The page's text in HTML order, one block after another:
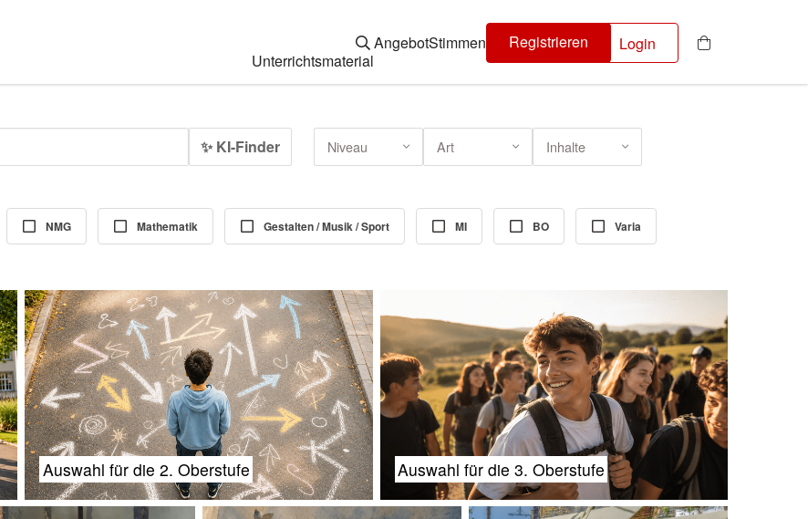
Unterrichtsmaterial
AngebotStimmen Registrieren Login
✨ KI-Finder Niveau Art Inhalte
NMG Mathematik Gestalten / Musik / Sport MI BO Varia
Auswahl für die 2. Oberstufe Auswahl für die 3. Oberstufe